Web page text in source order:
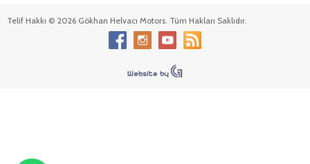
Telif Hakkı © 2026 Gökhan Helvacı Motors. Tüm Hakları Saklıdır.